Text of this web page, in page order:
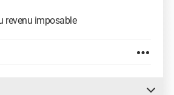
revenu imposable